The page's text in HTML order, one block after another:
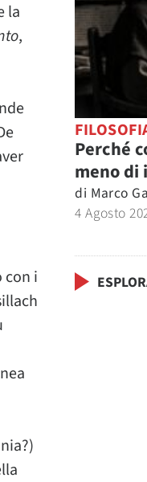
la
,
con i
Perché
meno
di Marco
4 Agosto